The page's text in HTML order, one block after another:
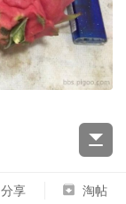
分享 淘帖